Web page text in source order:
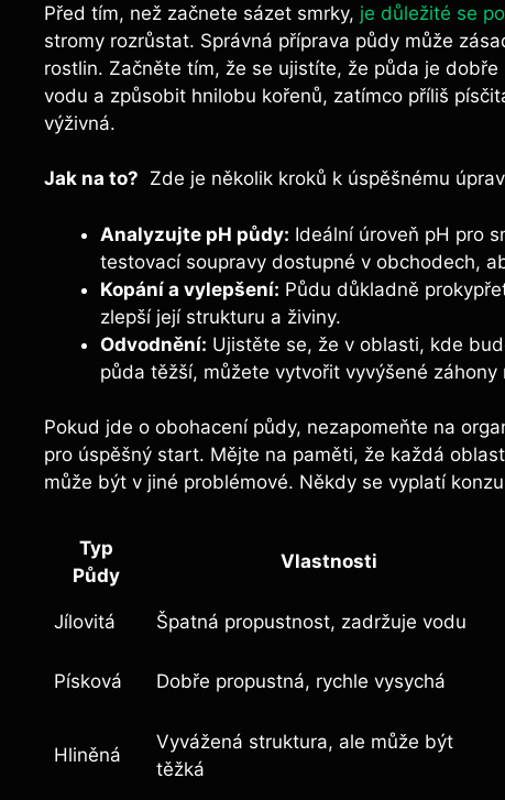
Před ⁢tím, než začnete sázet smrky, je důležité se
stromy rozrůstat. ​Správná příprava půdy může
rostlin. Začněte tím, že se ujistíte, že půda je
vodu a⁣ způsobit hnilobu kořenů, ⁣zatímco příliš​
výživná.
Jak na to? Zde je ​několik kroků k úspěšnému
Analyzujte⁤ pH půdy: Ideální úroveň pH‌ pro
testovací soupravy dostupné v obchodech,
Kopání a vylepšení: Půdu důkladně
zlepší její strukturu a​ živiny.
Odvodnění: Ujistěte se, že v oblasti, kde
půda ​těžší, ⁤můžete vytvořit vyvýšené záhony
Pokud jde o obohacení půdy, nezapomeňte na⁣
pro​ úspěšný‍ start. Mějte na paměti, že ⁣každá​
může být v jiné problémové. ‍Někdy se vyplatí‌
Typ
Půdy
Vlastnosti
Jílovitá Špatná ⁤propustnost, zadržuje ‌vodu
Písková Dobře propustná, rychle vysychá
Hliněná
Vyvážená struktura,‌ ale ​může být
těžká